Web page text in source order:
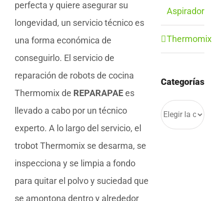
perfecta y quiere asegurar su
longevidad, un servicio técnico es
una forma económica de
conseguirlo. El servicio de
reparación de robots de cocina
Thermomix de REPARAPAEes
llevado a cabo por un técnico
experto. A lo largo del servicio, el
trobot Thermomix se desarma, se
inspecciona y se limpia a fondo
para quitar el polvo y suciedad que
se amontona dentro y alrededor
Aspirador
Thermomix
Categorías
Categorías